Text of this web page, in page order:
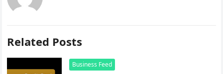
Related Posts
Business Feed